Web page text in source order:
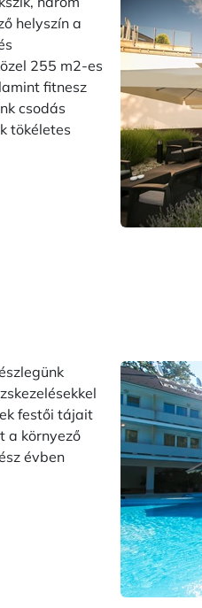
helyszín a
255 m2-es
fitnesz
csodás
tökéletes
festői tájait
a környező
évben